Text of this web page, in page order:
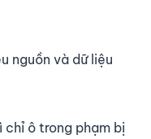
nguồn và dữ liệu
chỉ ô trong phạm bị